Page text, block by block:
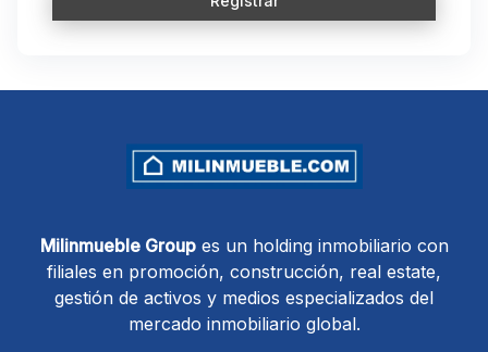
Milinmueble Groupes un holding inmobiliario con
filiales en promoción, construcción, real estate,
gestión de activos y medios especializados del
mercado inmobiliario global.